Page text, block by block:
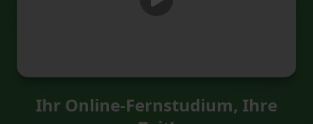
Ihr Online-Fernstudium, Ihre